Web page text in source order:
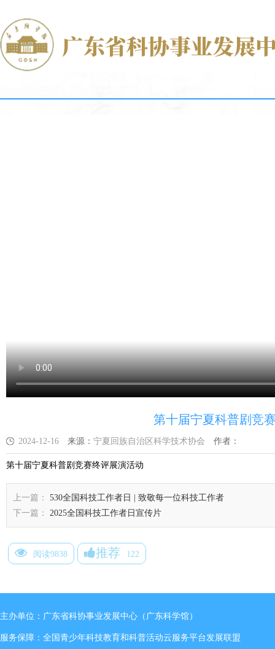
第十届宁夏科普剧竞
2024-12-16 来源： 宁夏回族自治区科学技术协会 作者：
第十届宁夏科普剧竞赛终评展演活动
上一篇：
530全国科技工作者日 | 致敬每一位科技工作者
下一篇：
2025全国科技工作者日宣传片
阅读9838 推荐 122
主办单位：广东省科协事业发展中心（广东科学馆）
服务保障：全国青少年科技教育和科普活动云服务平台发展联盟